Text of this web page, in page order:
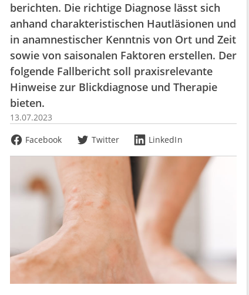
berichten. Die richtige Diagnose lässt sich
anhand charakteristischen Hautläsionen und
in anamnestischer Kenntnis von Ort und Zeit
sowie von saisonalen Faktoren erstellen. Der
folgende Fallbericht soll praxisrelevante
Hinweise zur Blickdiagnose und Therapie
bieten.
13.07.2023
Facebook
Twitter LinkedIn